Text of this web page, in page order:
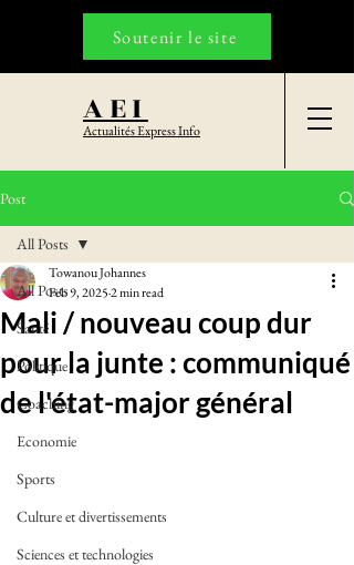
AEI
Actualités Express Info
Soutenir le site
Post
All Posts
Santé
Politique
Coaching
Economie
Sports
Culture et divertissements
Sciences et technologies
All Posts
Mali / nouveau coup dur
pour la junte : communiqué
de l'état-major général
Towanou Johannes
Feb 9, 20252 min read